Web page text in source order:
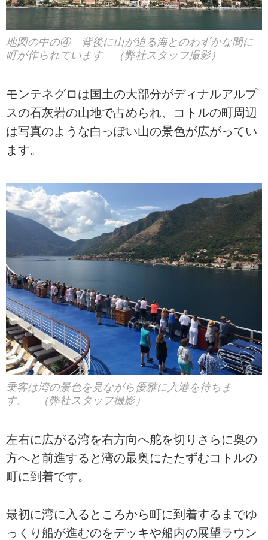
地図の中の④ 背後に山が迫る海とのわずかな間に
町が作られています （弊社スタッフ撮影）
モンテネグロは国土の大部分がディナルアルプ
スの石灰岩の山地で占められ、コトルの町周辺
は写真のような白っぽい山の景色が広がってい
ます。
乗客は湾の景色を見ながら優雅に入港を待ちま
す。 （弊社スタッフ撮影）
左右に広がる湾を右方向へ舵を切りさらに奥の
方へと前進すると湾の最奥にたたずむコトルの
町に到着です。
最初に湾に入るところから町に到着するまでゆ
っくり船が進むのをデッキや船内の展望ラウン